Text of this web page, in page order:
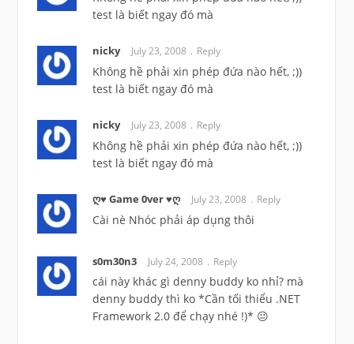
test là biết ngay đó mà
nicky July 23, 2008 Reply
Không hề phải xin phép đứa nào hết, ;))
test là biết ngay đó mà
nicky July 23, 2008 Reply
Không hề phải xin phép đứa nào hết, ;))
test là biết ngay đó mà
ღ♥ Game 0ver ♥ღ July 23, 2008 Reply
Cài nè Nhóc phải áp dụng thôi
s0m30n3 July 24, 2008 Reply
cái này khác gì denny buddy ko nhỉ? mà
denny buddy thì ko *Cần tối thiểu .NET
Framework 2.0 để chạy nhé !)* 😐